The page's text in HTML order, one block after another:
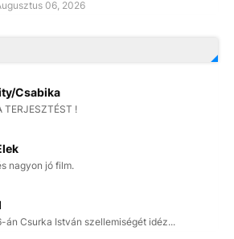
06, 2026
Csabika
TERJESZTÉST !
nagyon jó film.
án Csurka István szellemiségét idéz...